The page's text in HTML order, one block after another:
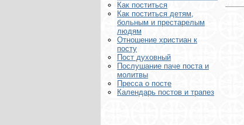
Как поститься
Как поститься детям,
больным и престарелым
людям
Отношение христиан к
посту
Пост духовный
Послушание паче поста и
молитвы
Пресса о посте
Календарь постов и трапез